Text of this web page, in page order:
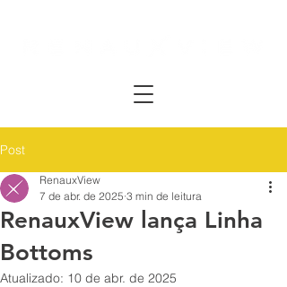
Post
RenauxView lança Linha
Bottoms
RenauxView
7 de abr. de 2025 3 min de leitura
Atualizado: 10 de abr. de 2025